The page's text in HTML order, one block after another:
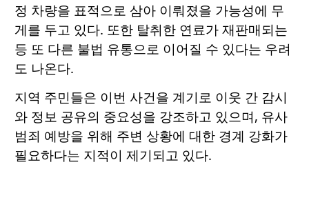
정 차량을 표적으로 삼아 이뤄졌을 가능성에 무
게를 두고 있다. 또한 탈취한 연료가 재판매되는
등 또 다른 불법 유통으로 이어질 수 있다는 우려
도 나온다.
지역 주민들은 이번 사건을 계기로 이웃 간 감시
와 정보 공유의 중요성을 강조하고 있으며, 유사
범죄 예방을 위해 주변 상황에 대한 경계 강화가
필요하다는 지적이 제기되고 있다.